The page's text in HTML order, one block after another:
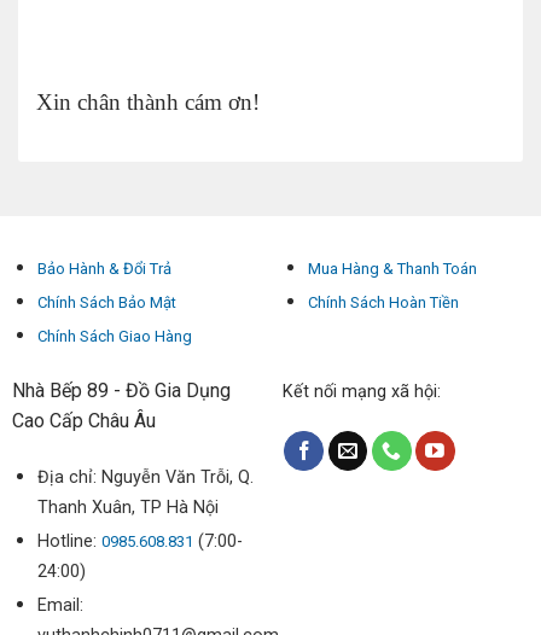
Xin chân thành cám ơn!
Bảo Hành & Đổi Trả
Chính Sách Bảo Mật
Chính Sách Giao Hàng
Mua Hàng & Thanh Toán
Chính Sách Hoàn Tiền
Nhà Bếp 89 - Đồ Gia Dụng
Cao Cấp Châu Âu
Địa chỉ: Nguyễn Văn Trỗi, Q.
Thanh Xuân, TP Hà Nội
Hotline: 0985.608.831 (7:00-
24:00)
Email:
Kết nối mạng xã hội: